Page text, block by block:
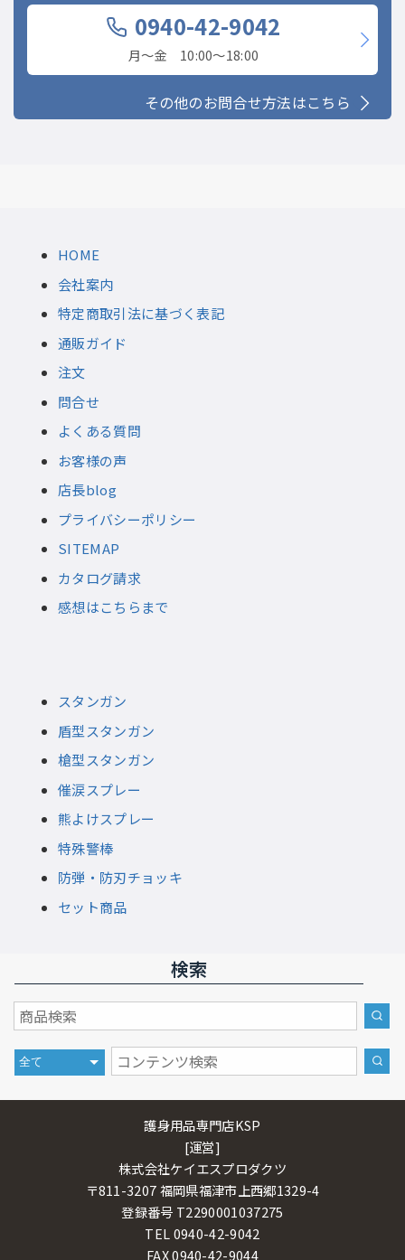
0940-42-9042
月〜金 10:00〜18:00
その他のお問合せ方法はこちら
HOME
会社案内
特定商取引法に基づく表記
通販ガイド
注文
問合せ
よくある質問
お客様の声
店長blog
プライバシーポリシー
SITEMAP
カタログ請求
感想はこちらまで
スタンガン
盾型スタンガン
槍型スタンガン
催涙スプレー
熊よけスプレー
特殊警棒
防弾・防刃チョッキ
セット商品
検索
護身用品専門店KSP
[運営]
株式会社ケイエスプロダクツ
〒811-3207 福岡県福津市上西郷1329-4
登録番号 T2290001037275
TEL 0940-42-9042
FAX 0940-42-9044